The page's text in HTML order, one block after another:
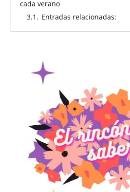
cada verano
3.1. Entradas relacionadas: